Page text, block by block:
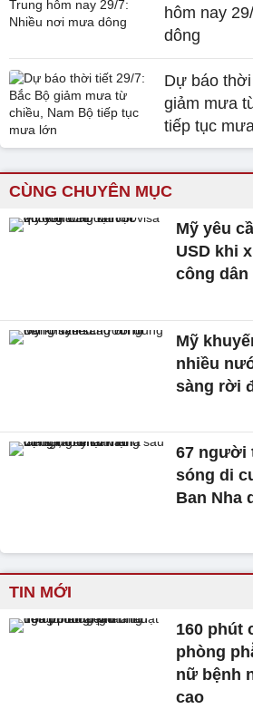
hôm nay
dông
Dự báo
giảm mưa
tiếp tục
CÙNG CHUYÊN MỤC
Mỹ yêu
USD khi
công dân
Mỹ
nhiều
sàng rời
67 người
sóng di
Ban Nha
TIN MỚI
160 phút
phòng
nữ bệnh
cao